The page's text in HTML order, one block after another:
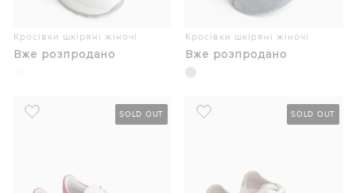
Кросівки шкіряні жіночі
Вже розпродано
Кросівки шкіряні жіночі
Вже розпродано
SOLD OUT SOLD OUT